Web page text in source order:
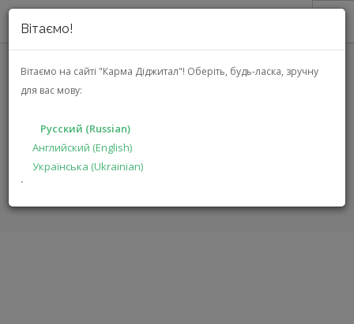
Вітаємо!
Вітаємо на сайті "Карма Діджитал"! Оберіть, будь-ласка, зручну
для вас мову:
Русский (Russian)
Английский (English)
Українська (Ukrainian)
`
О НАС
АКЦИИ
РЕШЕНИЯ
ПРОИЗВОДИТЕЛЯМ
ГЛАВНАЯ КАТАЛОГ
KCG40EUW